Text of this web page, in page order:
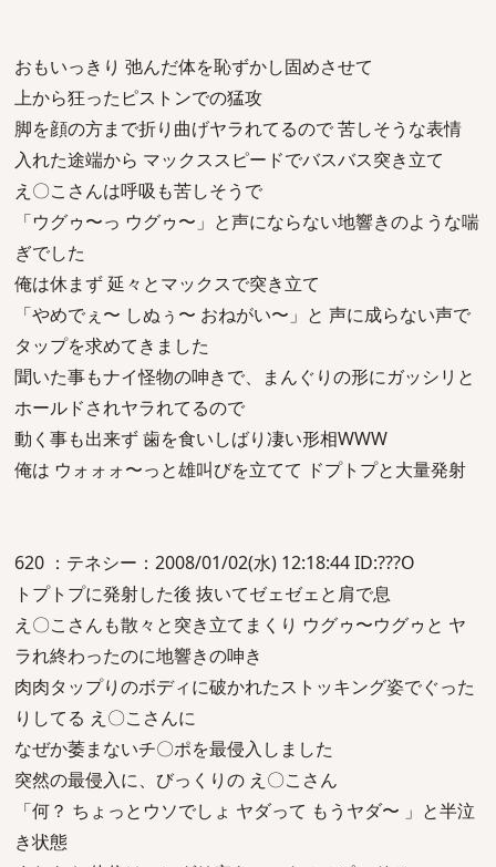
おもいっきり 弛んだ体を恥ずかし固めさせて
上から狂ったピストンでの猛攻
脚を顔の方まで折り曲げヤラれてるので 苦しそうな表情
入れた途端から マックススピードでバスバス突き立て
え〇こさんは呼吸も苦しそうで
「ウグゥ〜っ ウグゥ〜」と声にならない地響きのような喘
ぎでした
俺は休まず 延々とマックスで突き立て
「やめでぇ〜 しぬぅ〜 おねがい〜」と 声に成らない声で
タップを求めてきました
聞いた事もナイ怪物の呻きで、まんぐりの形にガッシリと
ホールドされヤラれてるので
動く事も出来ず 歯を食いしばり凄い形相WWW
俺は ウォォォ〜っと雄叫びを立てて ドプトプと大量発射
620 ：テネシー：2008/01/02(水) 12:18:44 ID:???O
トプトプに発射した後 抜いてゼェゼェと肩で息
え〇こさんも散々と突き立てまくり ウグゥ〜ウグゥと ヤ
ラれ終わったのに地響きの呻き
肉肉タップりのボディに破かれたストッキング姿でぐった
りしてる え〇こさんに
なぜか萎まないチ〇ポを最侵入しました
突然の最侵入に、びっくりの え〇こさん
「何？ ちょっとウソでしょ ヤダって もうヤダ〜 」と半泣
き状態